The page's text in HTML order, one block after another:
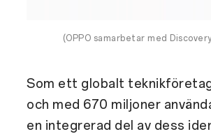
(OPPO samarbetar med
Som ett globalt
och med 670 miljoner
en integrerad del av dess